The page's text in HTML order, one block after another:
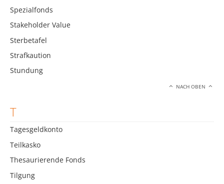
Spezialfonds
Stakeholder Value
Sterbetafel
Strafkaution
Stundung
NACH OBEN
T
Tagesgeldkonto
Teilkasko
Thesaurierende Fonds
Tilgung